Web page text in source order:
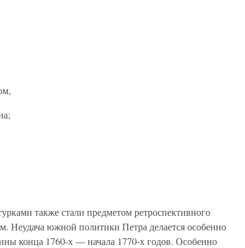
также стали предметом ретроспективного
Неудача южной политики Петра делается особенно
конца 1760-х — начала 1770-х годов. Особенно